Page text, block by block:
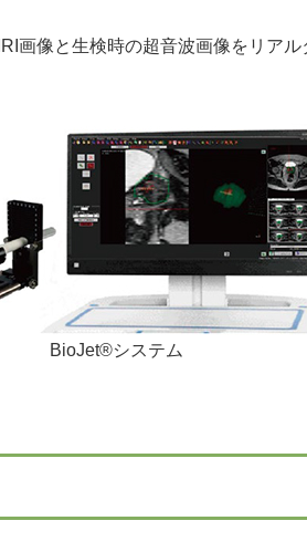
画像と生検時の超音波画像をリア
BioJet®システム